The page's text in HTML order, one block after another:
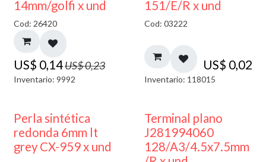
40% DESCUENTO
14mm/golfi x und
Cod: 26420
US$ 0,14US$0,23
Inventario: 9992
151/E/R x und
Cod: 03222
US$ 0,02
Inventario: 118015
Perla sintética
redonda 6mm lt
grey CX-959 x und
Terminal plano
J281994060
128/A3/4.5x7.5mm